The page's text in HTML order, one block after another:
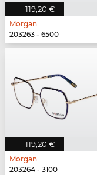
119,20 €
Morgan
203263 - 6500
119,20 €
Morgan
203264 - 3100